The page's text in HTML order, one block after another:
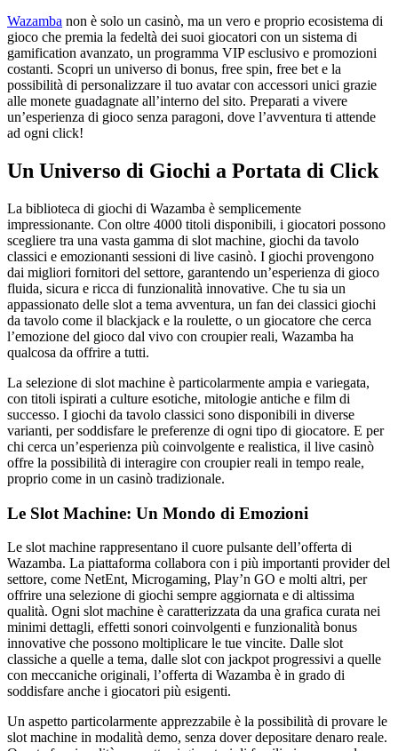
Wazamba non è solo un casinò, ma un vero e proprio ecosistema di
gioco che premia la fedeltà dei suoi giocatori con un sistema di
gamification avanzato, un programma VIP esclusivo e promozioni
costanti. Scopri un universo di bonus, free spin, free bet e la
possibilità di personalizzare il tuo avatar con accessori unici grazie
alle monete guadagnate all’interno del sito. Preparati a vivere
un’esperienza di gioco senza paragoni, dove l’avventura ti attende
ad ogni click!
Un Universo di Giochi a Portata di Click
La biblioteca di giochi di Wazamba è semplicemente
impressionante. Con oltre 4000 titoli disponibili, i giocatori possono
scegliere tra una vasta gamma di slot machine, giochi da tavolo
classici e emozionanti sessioni di live casinò. I giochi provengono
dai migliori fornitori del settore, garantendo un’esperienza di gioco
fluida, sicura e ricca di funzionalità innovative. Che tu sia un
appassionato delle slot a tema avventura, un fan dei classici giochi
da tavolo come il blackjack e la roulette, o un giocatore che cerca
l’emozione del gioco dal vivo con croupier reali, Wazamba ha
qualcosa da offrire a tutti.
La selezione di slot machine è particolarmente ampia e variegata,
con titoli ispirati a culture esotiche, mitologie antiche e film di
successo. I giochi da tavolo classici sono disponibili in diverse
varianti, per soddisfare le preferenze di ogni tipo di giocatore. E per
chi cerca un’esperienza più coinvolgente e realistica, il live casinò
offre la possibilità di interagire con croupier reali in tempo reale,
proprio come in un casinò tradizionale.
Le Slot Machine: Un Mondo di Emozioni
Le slot machine rappresentano il cuore pulsante dell’offerta di
Wazamba. La piattaforma collabora con i più importanti provider del
settore, come NetEnt, Microgaming, Play’n GO e molti altri, per
offrire una selezione di giochi sempre aggiornata e di altissima
qualità. Ogni slot machine è caratterizzata da una grafica curata nei
minimi dettagli, effetti sonori coinvolgenti e funzionalità bonus
innovative che possono moltiplicare le tue vincite. Dalle slot
classiche a quelle a tema, dalle slot con jackpot progressivi a quelle
con meccaniche originali, l’offerta di Wazamba è in grado di
soddisfare anche i giocatori più esigenti.
Un aspetto particolarmente apprezzabile è la possibilità di provare le
slot machine in modalità demo, senza dover depositare denaro reale.